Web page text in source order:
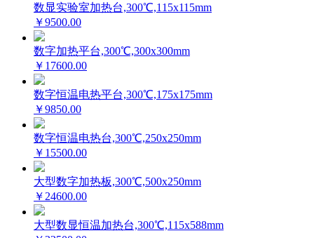
数显实验室加热台,300℃,115x115mm
￥9500.00
数字加热平台,300℃,300x300mm
￥17600.00
数字恒温电热平台,300℃,175x175mm
￥9850.00
数字恒温电热台,300℃,250x250mm
￥15500.00
大型数字加热板,300℃,500x250mm
￥24600.00
大型数显恒温加热台,300℃,115x588mm